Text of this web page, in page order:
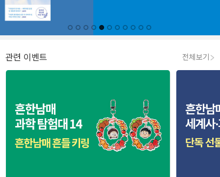
관련 이벤트 전체보기